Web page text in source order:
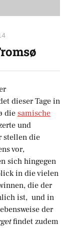
dieser Tage in
die samische
und
stellen die
vor,
sich hingegen
in die vielen
die der
ist, und in
der
findet zudem